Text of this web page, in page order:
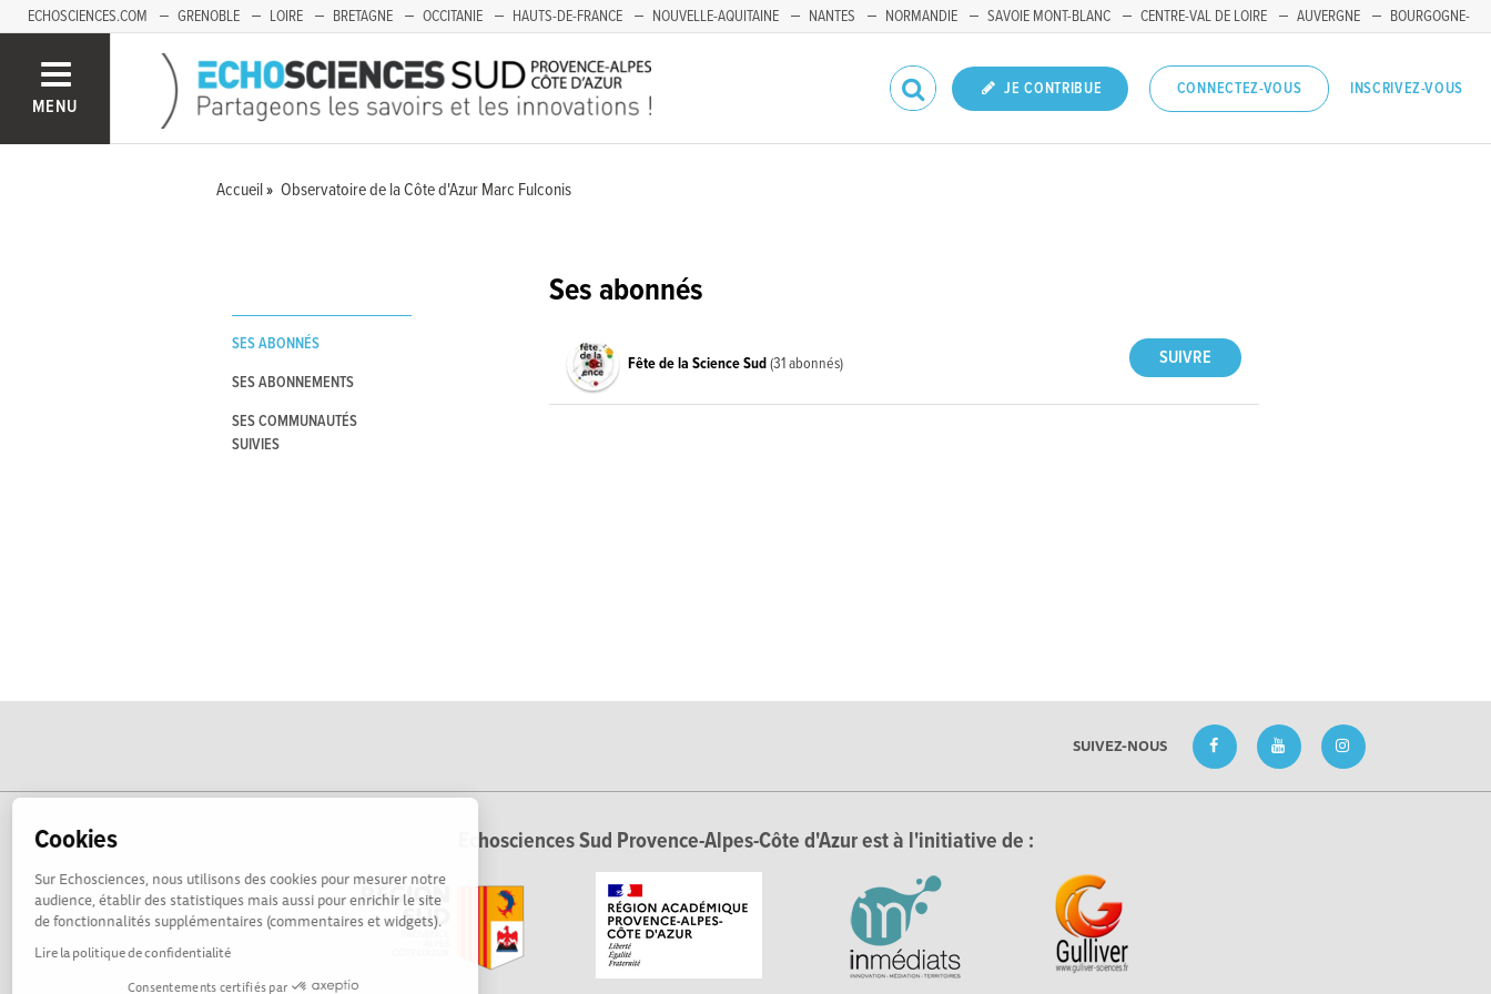
Cookies
Sur Echosciences, nous utilisons des cookies pour mesurer notre
audience, établir des statistiques mais aussi pour enrichir le site
de fonctionnalités supplémentaires (commentaires et widgets).
Lire la politique de confidentialité
Consentements certifiés par
ECHOSCIENCES.COM GRENOBLE LOIRE BRETAGNE OCCITANIE HAUTS-DE-FRANCE NOUVELLE-AQUITAINE NANTES NORMANDIE SAVOIE MONT-BLANC CENTRE-VAL DE LOIRE AUVERGNE
BOURGOGNE-
MENU
JE CONTRIBUE CONNECTEZ-VOUS INSCRIVEZ-VOUS
Accueil Observatoire de la Côte d'Azur Marc Fulconis
SES ABONNÉS
SES ABONNEMENTS
SES COMMUNAUTÉS
SUIVIES
Ses abonnés
Fête de la Science Sud(31 abonnés)
SUIVEZ-NOUS
Echosciences Sud Provence-Alpes-Côte d'Azur est à l'initiative de :